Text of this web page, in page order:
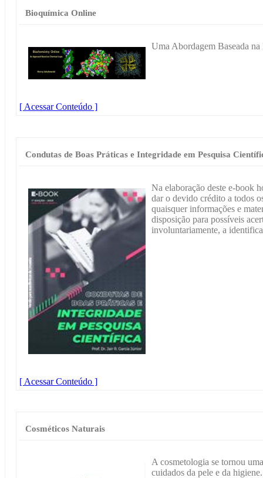
Bioquímica Online
Uma Abordagem Baseada
[ Acessar Conteúdo ]
Condutas de Boas Práticas e Integridade em Pesquisa
Na elaboração deste e-book
dar o devido crédito a todos
quaisquer informações e
disposição para possíveis
involuntariamente, a
[ Acessar Conteúdo ]
Cosméticos Naturais
A cosmetologia se tornou
cuidados da pele e da higiene.